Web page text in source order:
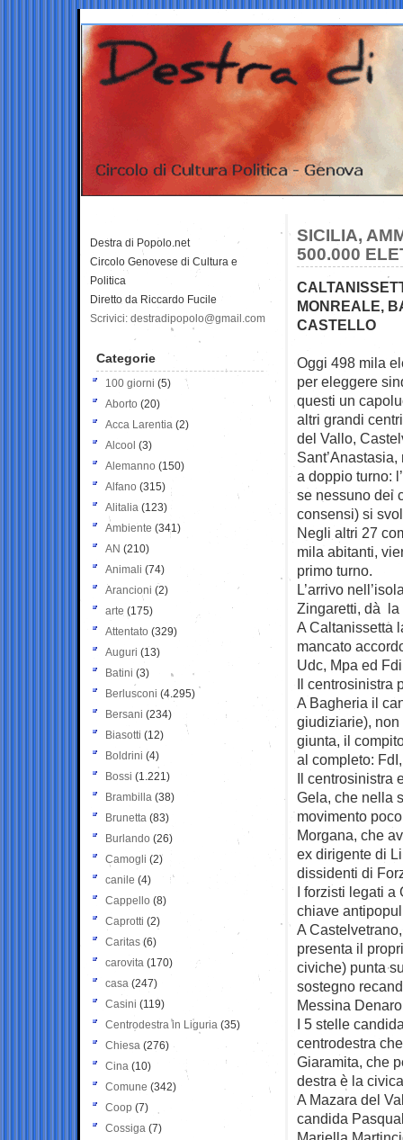
SICILIA,
500.000
MONREALE,
CASTELLO
Oggi 498 mila
per eleggere
questi un
altri grandi
del Vallo,
a doppio turno:
se nessuno dei
consensi) si
Negli altri 27
mila abitanti,
primo turno.
L’arrivo
Zingaretti, dà la
A Caltanissetta
mancato
Udc, Mpa ed
Il centrosinistra
A Bagheria il
giudiziarie),
giunta, il
al completo:
Il centrosinistra
Gela, che nella
movimento
Morgana, che
ex dirigente di
dissidenti di
I forzisti legati a
chiave
A
presenta il
civiche) punta
sostegno
Messina
I 5 stelle
centrodestra
Giaramita, che
destra è la
A Mazara del
candida
Destra di Popolo.net
Circolo Genovese di Cultura e
Politica
Diretto da Riccardo Fucile
Scrivici: destradipopolo@gmail.com
Categorie
100 giorni (5)
Aborto (20)
Acca Larentia (2)
Alcool (3)
Alemanno (150)
Alfano (315)
Alitalia (123)
Ambiente (341)
AN (210)
Animali (74)
Arancioni (2)
arte (175)
Attentato (329)
Auguri (13)
Batini (3)
Berlusconi (4.295)
Bersani (234)
Biasotti (12)
Boldrini (4)
Bossi (1.221)
Brambilla (38)
Brunetta (83)
Burlando (26)
Camogli (2)
canile (4)
Cappello (8)
Caprotti (2)
Caritas (6)
carovita (170)
casa (247)
Casini (119)
Centrodestra in Liguria (35)
Chiesa (276)
Cina (10)
Comune (342)
Coop (7)
Cossiga (7)